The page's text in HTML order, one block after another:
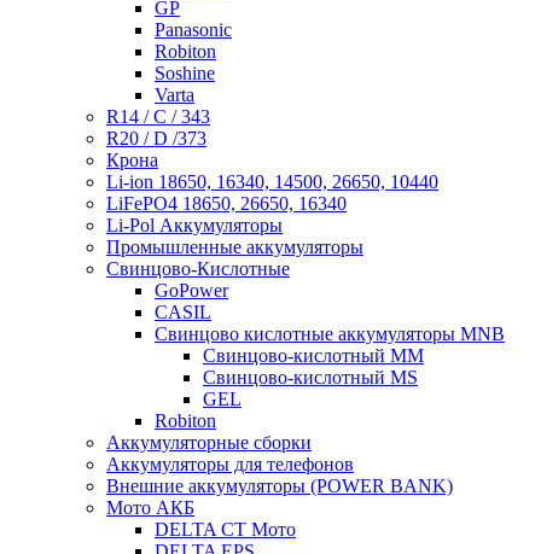
GP
Panasonic
Robiton
Soshine
Varta
R14 / C / 343
R20 / D /373
Крона
Li-ion 18650, 16340, 14500, 26650, 10440
LiFePO4 18650, 26650, 16340
Li-Pol Аккумуляторы
Промышленные аккумуляторы
Свинцово-Кислотные
GoPower
CASIL
Свинцово кислотные аккумуляторы MNB
Cвинцово-кислотный MM
Cвинцово-кислотный MS
GEL
Robiton
Аккумуляторные сборки
Аккумуляторы для телефонов
Внешние аккумуляторы (POWER BANK)
Мото АКБ
DELTA CT Мото